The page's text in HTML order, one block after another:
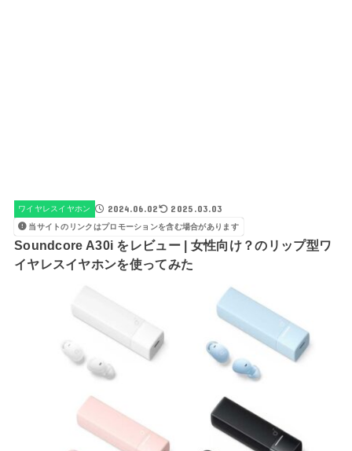
ワイヤレスイヤホン 2024.06.02 2025.03.03
当サイトのリンクはプロモーションを含む場合があります
Soundcore A30i をレビュー | 女性向け？のリップ型ワ
イヤレスイヤホンを使ってみた